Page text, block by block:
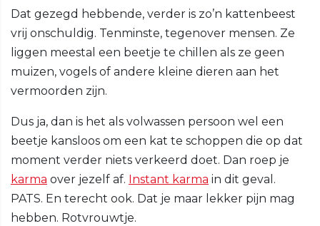
Dat gezegd hebbende, verder is zo’n kattenbeest
vrij onschuldig. Tenminste, tegenover mensen. Ze
liggen meestal een beetje te chillen als ze geen
muizen, vogels of andere kleine dieren aan het
vermoorden zijn.
Dus ja, dan is het als volwassen persoon wel een
beetje kansloos om een kat te schoppen die op dat
moment verder niets verkeerd doet. Dan roep je
karma over jezelf af. Instant karma in dit geval.
PATS. En terecht ook. Dat je maar lekker pijn mag
hebben. Rotvrouwtje.